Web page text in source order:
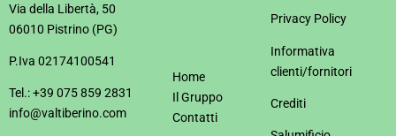
Via della Libertà, 50
06010 Pistrino (PG)
P.Iva 02174100541
Tel.: +39 075 859 2831
info@valtiberino.com
Home
Il Gruppo
Contatti
Privacy Policy
Informativa
clienti/fornitori
Crediti